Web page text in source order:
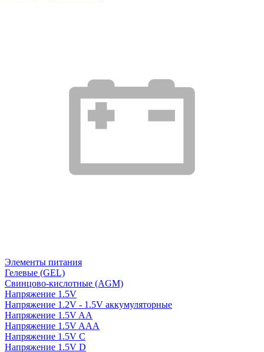
Элементы питания
Гелевые (GEL)
Свинцово-кислотные (AGM)
Напряжение 1.5V
Напряжение 1.2V - 1.5V аккумуляторные
Напряжение 1.5V AA
Напряжение 1.5V AAA
Напряжение 1.5V C
Напряжение 1.5V D